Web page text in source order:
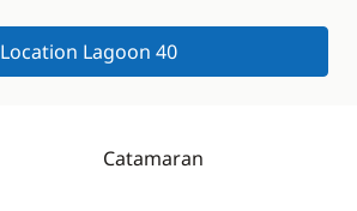
Location Lagoon 40
Catamaran